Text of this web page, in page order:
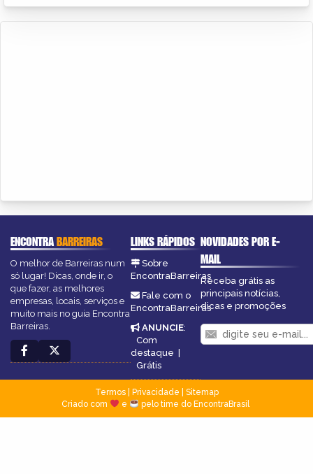
ENCONTRABARREIRAS
O melhor de Barreiras num
só lugar! Dicas, onde ir, o
que fazer, as melhores
empresas, locais, serviços e
muito mais no guia Encontra
Barreiras.
LINKS RÁPIDOS
Sobre
EncontraBarreiras
Fale com o
EncontraBarreiras
ANUNCIE:
Com
destaque |
Grátis
NOVIDADES POR E-
MAIL
Receba grátis as
principais notícias,
dicas e promoções
Termos| Privacidade
Sitemap
Criado com
e pelo time do EncontraBrasil